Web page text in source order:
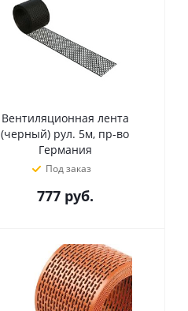
Вентиляционная лента
(черный) рул. 5м, пр-во
Германия
Под заказ
777руб.